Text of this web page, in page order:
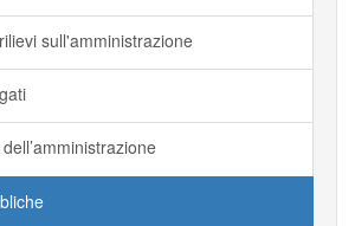
sull'amministrazione